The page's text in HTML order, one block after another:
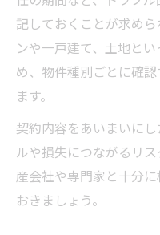
記しておくことが求め
ンや一戸建て、土地と
め、物件種別ごとに確
ます。
契約内容をあいまいに
ルや損失につながるリ
産会社や専門家と十分
おきましょう。